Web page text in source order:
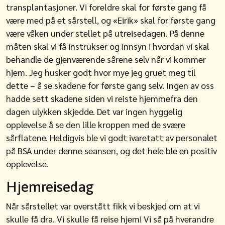
transplantasjoner. Vi foreldre skal for første gang få
være med på et sårstell, og «Eirik» skal for første gang
være våken under stellet på utreisedagen. På denne
måten skal vi få instrukser og innsyn i hvordan vi skal
behandle de gjenværende sårene selv når vi kommer
hjem. Jeg husker godt hvor mye jeg gruet meg til
dette – å se skadene for første gang selv. Ingen av oss
hadde sett skadene siden vi reiste hjemmefra den
dagen ulykken skjedde. Det var ingen hyggelig
opplevelse å se den lille kroppen med de svære
sårflatene. Heldigvis ble vi godt ivaretatt av personalet
på BSA under denne seansen, og det hele ble en positiv
opplevelse.
Hjemreisedag
Når sårstellet var overstått fikk vi beskjed om at vi
skulle få dra. Vi skulle få reise hjem! Vi så på hverandre